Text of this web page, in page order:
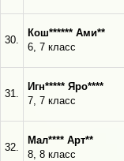
30.
Кош****** Ами**
6, 7 класс
31.
Игн***** Яро****
7, 7 класс
32.
Мал**** Арт**
8, 8 класс